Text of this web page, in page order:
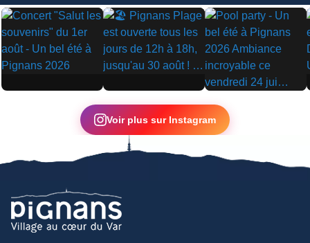
▶ ▶
▶
Voir plus sur Instagram